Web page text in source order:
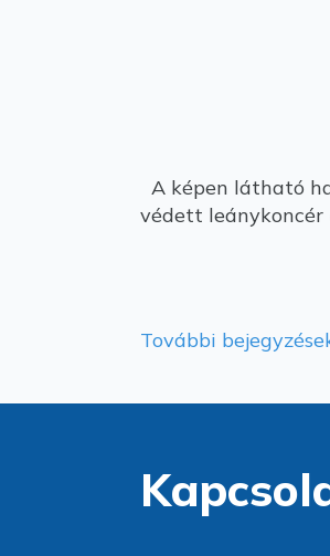
A képen látható
védett leánykoncér
További